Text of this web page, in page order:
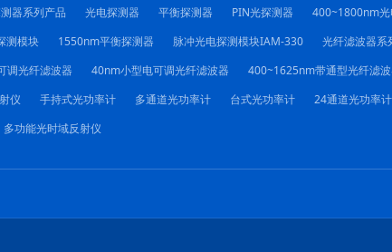
器系列产品
光电探测器 平衡探测器 PIN光探测器 400~1800nm光
测模块
1550nm平衡探测器 脉冲光电探测模块IAM-330 光纤滤波器系
调光纤滤波器
40nm小型电可调光纤滤波器 400~1625nm带通型光纤滤
仪
手持式光功率计 多通道光功率计 台式光功率计 24通道光功率计
多功能光时域反射仪